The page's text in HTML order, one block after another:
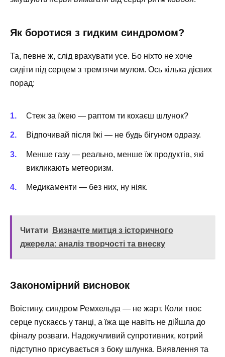
Як боротися з гидким синдромом?
Та, певне ж, слід врахувати усе. Бо ніхто не хоче
сидіти під серцем з тремтячи мулом. Ось кілька дієвих
порад:
Стеж за їжею — раптом ти кохаєш шлунок?
Відпочивай після їжі — не будь бігуном одразу.
Менше газу — реально, менше їж продуктів, які
викликають метеоризм.
Медикаменти — без них, ну ніяк.
Читати
Визначте митця з історичного
джерела: аналіз творчості та внеску
Закономірний висновок
Воістину, синдром Ремхельда — не жарт. Коли твоє
серце пускаєсь у танці, а їжа ще навіть не дійшла до
фіналу розваги. Надокучливий супротивник, котрий
підступно присувається з боку шлунка. Виявлення та